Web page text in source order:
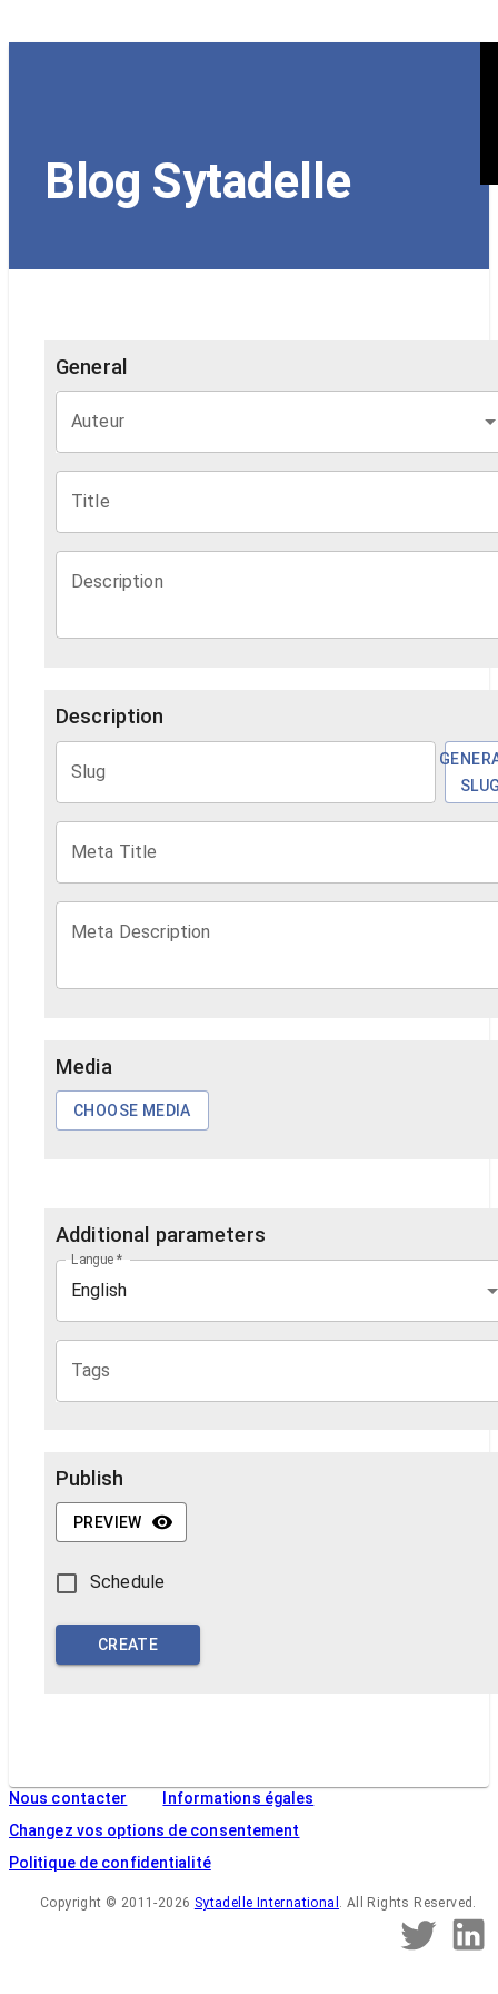
Blog Sytadelle
General
Auteur
Title
Description
Description
Slug
Meta Title
Meta Description
Media
CHOOSE MEDIA
Additional parameters
Langue *
English
Tags
Publish
PREVIEW
Schedule
CREATE
Nous contacter
Informations égales
Changez vos options de consentement
Politique de confidentialité
Copyright © 2011-2026 Sytadelle International . All Rights Reserved .